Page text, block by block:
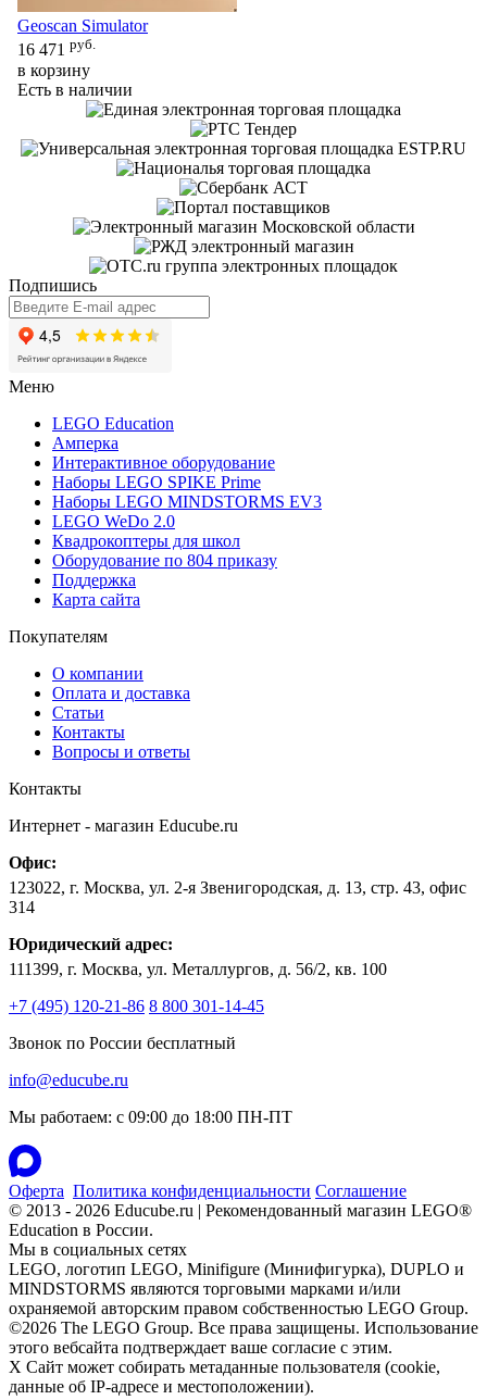
Geoscan Simulator
16 471 руб.
в корзину
Есть в наличии
Подпишись
Меню
LEGO Education
Амперка
Интерактивное оборудование
Наборы LEGO SPIKE Prime
Наборы LEGO MINDSTORMS EV3
LEGO WeDo 2.0
Квадрокоптеры для школ
Оборудование по 804 приказу
Поддержка
Карта сайта
Покупателям
О компании
Оплата и доставка
Статьи
Контакты
Вопросы и ответы
Контакты
Интернет - магазин Educube.ru
Офис:
123022, г. Москва, ул. 2-я Звенигородская, д. 13, стр. 43, офис
314
Юридический адрес:
111399, г. Москва, ул. Металлургов, д. 56/2, кв. 100
+7 (495) 120-21-86 8 800 301-14-45
Звонок по России бесплатный
info@educube.ru
Мы работаем: c 09:00 до 18:00 ПН-ПТ
Оферта Политика конфиденциальности Соглашение
© 2013 - 2026 Educube.ru | Рекомендованный магазин LEGO®
Education в России.
Мы в социальных сетях
LEGO, логотип LEGO, Minifigure (Минифигурка), DUPLO и
MINDSTORMS являются торговыми марками и/или
охраняемой авторским правом собственностью LEGO Group.
©2026 The LEGO Group. Все права защищены. Использование
этого вебсайта подтверждает ваше согласие с этим.
X Сайт может собирать метаданные пользователя (cookie,
данные об IP-адресе и местоположении).